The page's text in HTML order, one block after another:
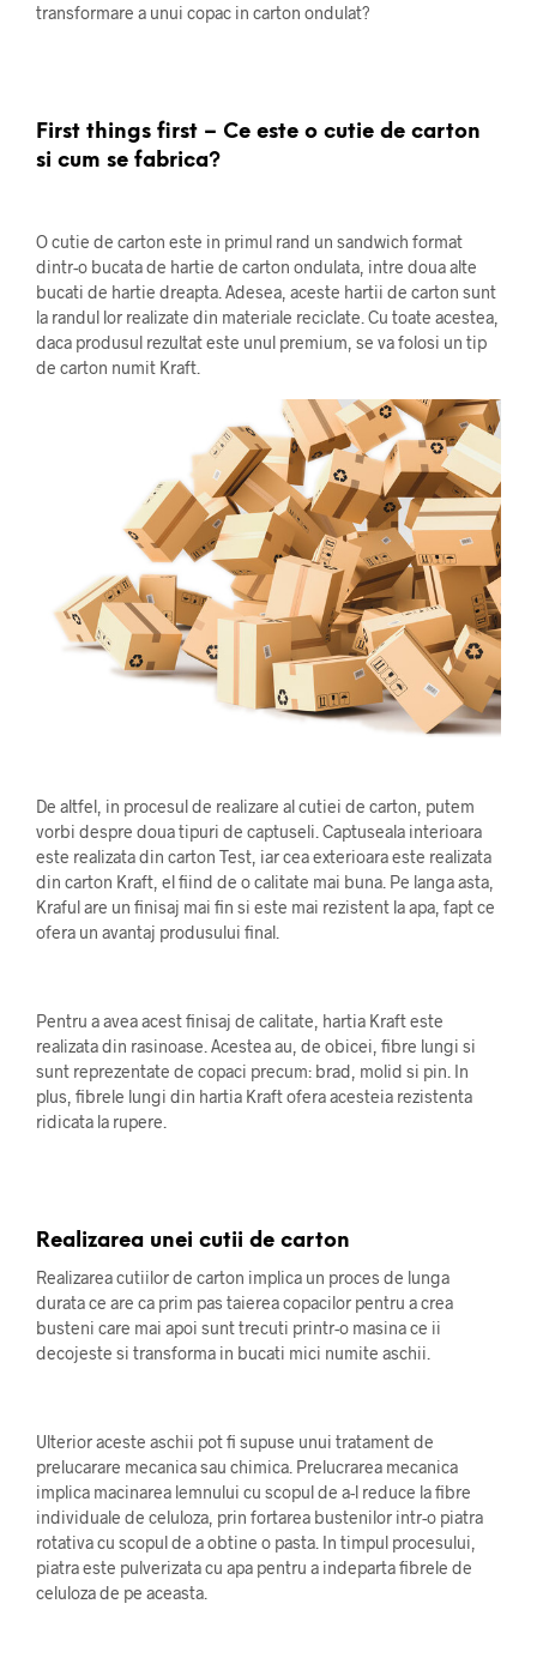
transformare a unui copac in carton ondulat?
First things first – Ce este o cutie de carton
si cum se fabrica?
O cutie de carton este in primul rand un sandwich format
dintr-o bucata de hartie de carton ondulata, intre doua alte
bucati de hartie dreapta. Adesea, aceste hartii de carton sunt
la randul lor realizate din materiale reciclate. Cu toate acestea,
daca produsul rezultat este unul premium, se va folosi un tip
de carton numit Kraft.
De altfel, in procesul de realizare al cutiei de carton, putem
vorbi despre doua tipuri de captuseli. Captuseala interioara
este realizata din carton Test, iar cea exterioara este realizata
din carton Kraft, el fiind de o calitate mai buna. Pe langa asta,
Kraful are un finisaj mai fin si este mai rezistent la apa, fapt ce
ofera un avantaj produsului final.
Pentru a avea acest finisaj de calitate, hartia Kraft este
realizata din rasinoase. Acestea au, de obicei, fibre lungi si
sunt reprezentate de copaci precum: brad, molid si pin. In
plus, fibrele lungi din hartia Kraft ofera acesteia rezistenta
ridicata la rupere.
Realizarea unei cutii de carton
Realizarea cutiilor de carton implica un proces de lunga
durata ce are ca prim pas taierea copacilor pentru a crea
busteni care mai apoi sunt trecuti printr-o masina ce ii
decojeste si transforma in bucati mici numite aschii.
Ulterior aceste aschii pot fi supuse unui tratament de
prelucarare mecanica sau chimica. Prelucrarea mecanica
implica macinarea lemnului cu scopul de a-l reduce la fibre
individuale de celuloza, prin fortarea bustenilor intr-o piatra
rotativa cu scopul de a obtine o pasta. In timpul procesului,
piatra este pulverizata cu apa pentru a indeparta fibrele de
celuloza de pe aceasta.